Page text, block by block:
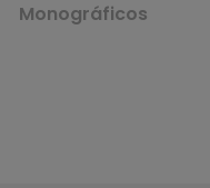
Monográficos